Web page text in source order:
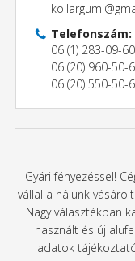
Telefonszám:
06 (1) 283-09-60
06 (20) 960-50-
06 (20) 550-50-
Gyári fényezéssel!
vállal a nálunk
Nagy választékban
használt és új
adatok